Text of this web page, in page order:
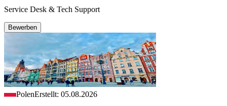
Service Desk & Tech Support
Bewerben
PolenErstellt: 05.08.2026